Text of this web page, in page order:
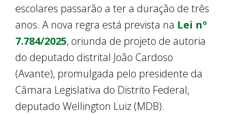
escolares passarão a ter a duração de três
anos. A nova regra está prevista na Lei nº
7.784/2025, oriunda de projeto de autoria
do deputado distrital João Cardoso
(Avante), promulgada pelo presidente da
Câmara Legislativa do Distrito Federal,
deputado Wellington Luiz (MDB).